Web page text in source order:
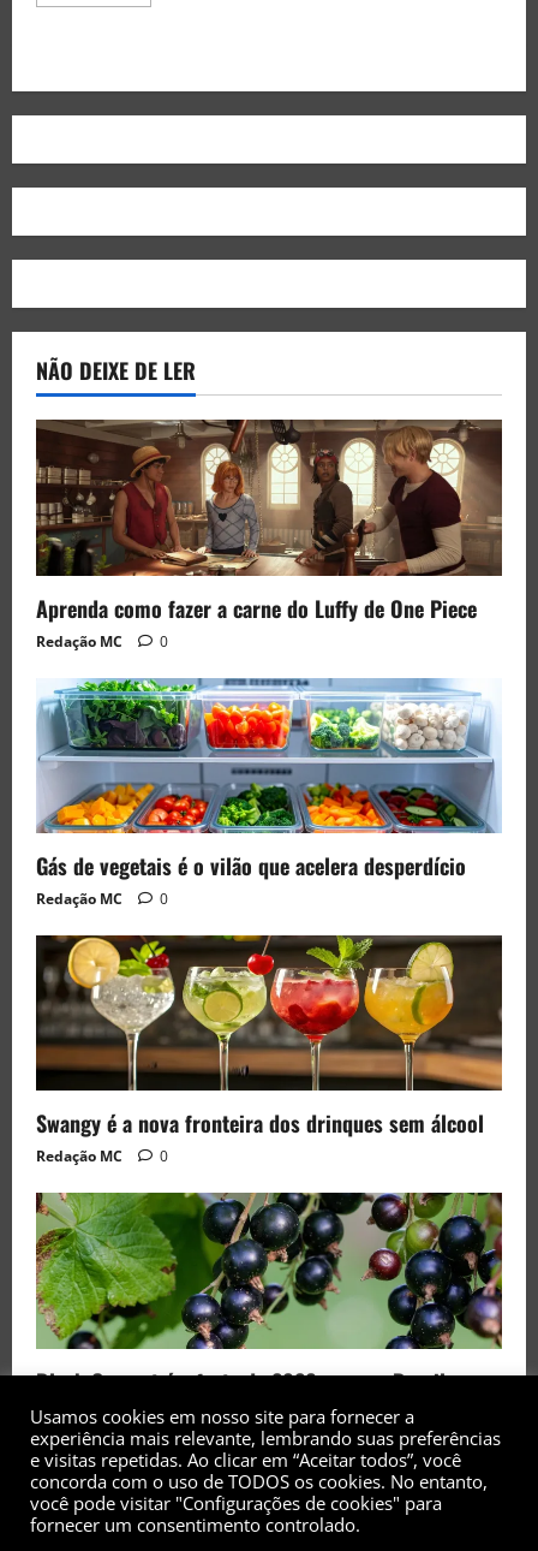
NÃO DEIXE DE LER
Aprenda como fazer a carne do Luffy de One Piece
Redação MC 0
Gás de vegetais é o vilão que acelera desperdício
Redação MC 0
Swangy é a nova fronteira dos drinques sem álcool
Redação MC 0
Black Currant é a fruta de 2026 rara no Brasil
Redação MC 0
Usamos cookies em nosso site para fornecer a
experiência mais relevante, lembrando suas preferências
e visitas repetidas. Ao clicar em “Aceitar todos”, você
concorda com o uso de TODOS os cookies. No entanto,
você pode visitar "Configurações de cookies" para
fornecer um consentimento controlado.